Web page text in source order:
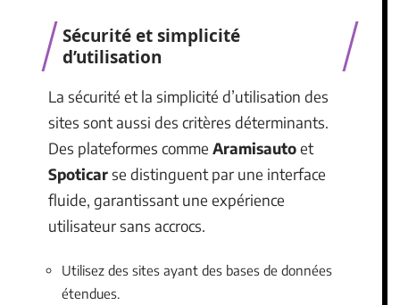
Sécurité et simplicité
d’utilisation
La sécurité et la simplicité d’utilisation des
sites sont aussi des critères déterminants.
Des plateformes comme Aramisautoet
Spoticarse distinguent par une interface
fluide, garantissant une expérience
utilisateur sans accrocs.
Utilisez des sites ayant des bases de données
étendues.